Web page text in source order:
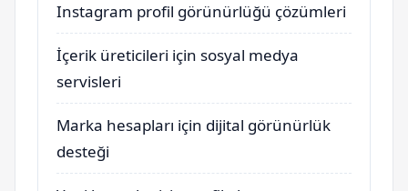
Instagram profil görünürlüğü çözümleri
İçerik üreticileri için sosyal medya
servisleri
Marka hesapları için dijital görünürlük
desteği